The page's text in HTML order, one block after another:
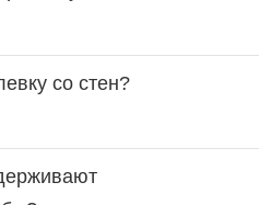
со стен?